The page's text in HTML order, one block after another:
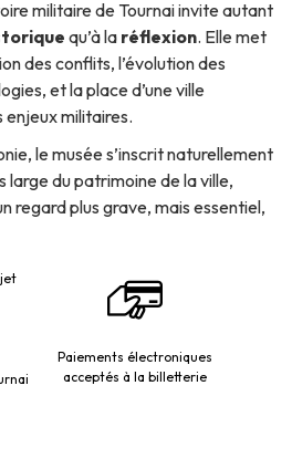
militaire de Tournai invite autant
qu’à la réflexion. Elle met
des conflits, l’évolution des
et la place d’une ville
militaires.
le musée s’inscrit naturellement
large du patrimoine de la ville,
regard plus grave, mais essentiel,
Paiements électroniques
acceptés à la billetterie